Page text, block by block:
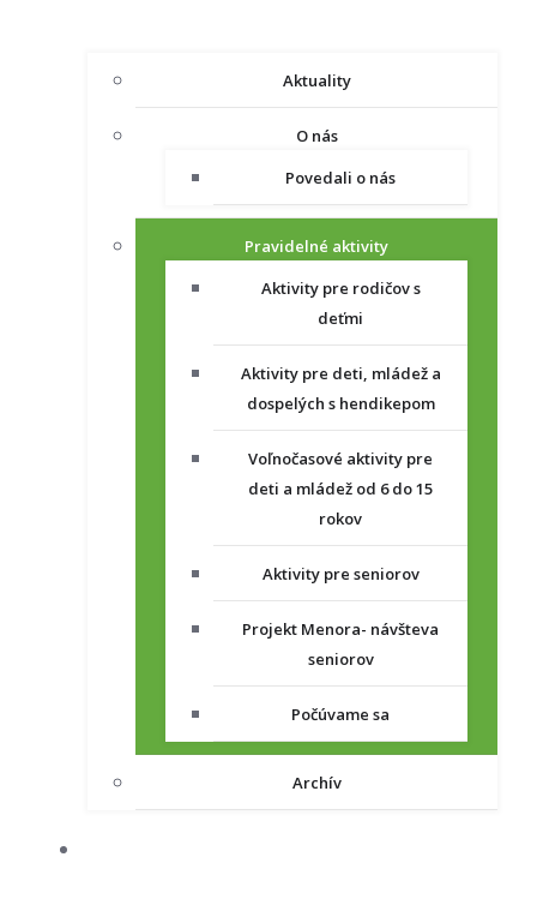
Aktuality
O nás
Povedali o nás
Pravidelné aktivity
Aktivity pre rodičov s
deťmi
Aktivity pre deti, mládež a
dospelých s hendikepom
Voľnočasové aktivity pre
deti a mládež od 6 do 15
rokov
Aktivity pre seniorov
Projekt Menora- návšteva
seniorov
Počúvame sa
Archív